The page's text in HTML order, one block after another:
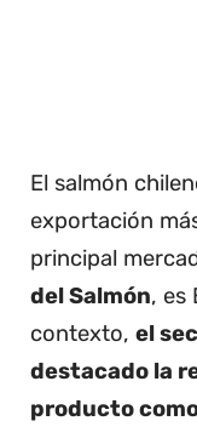
El salmón
exportación
principal
del Salmón, es
contexto, el
destacado la
producto